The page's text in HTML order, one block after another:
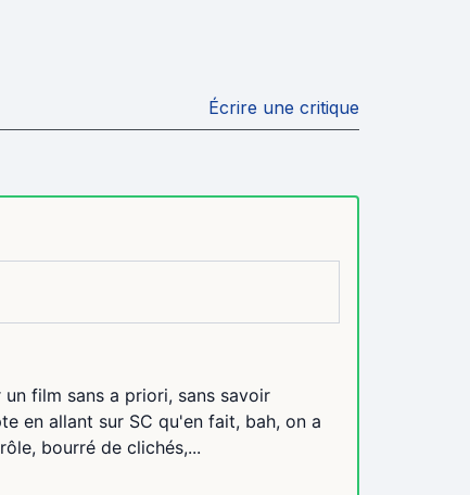
Écrire une critique
film sans a priori, sans savoir
en allant sur SC qu'en fait, bah, on a
bourré de clichés,...